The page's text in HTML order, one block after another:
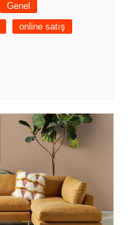
Genel
online satış